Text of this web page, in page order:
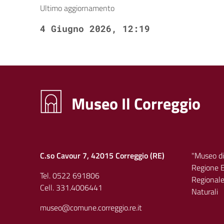
Ultimo aggiornamento
4 Giugno 2026, 12:19
Museo Il Correggio
C.so Cavour 7, 42015 Correggio (RE)
Tel. 0522 691806
Cell. 331.4006441
museo@comune.correggio.re.it
"Museo
Regione
Naturali